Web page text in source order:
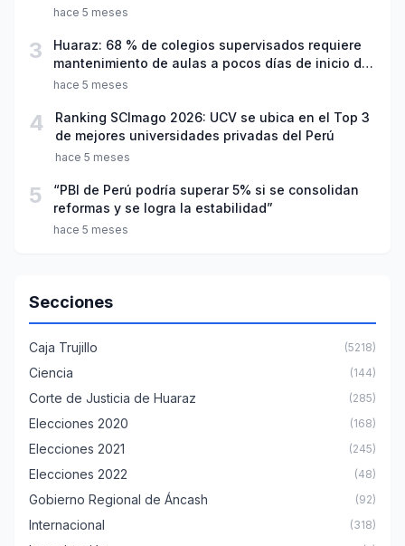
hace 5 meses
3
Huaraz: 68 % de colegios supervisados requiere
mantenimiento de aulas a pocos días de inicio del
año escolar 2026
hace 5 meses
4
Ranking SCImago 2026: UCV se ubica en el Top 3
de mejores universidades privadas del Perú
hace 5 meses
5
“PBI de Perú podría superar 5% si se consolidan
reformas y se logra la estabilidad”
hace 5 meses
Secciones
Caja Trujillo (5218)
Ciencia (144)
Corte de Justicia de Huaraz (285)
Elecciones 2020 (168)
Elecciones 2021 (245)
Elecciones 2022 (48)
Gobierno Regional de Áncash (92)
Internacional (318)